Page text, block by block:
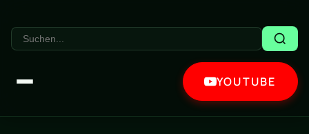
YOUTUBE